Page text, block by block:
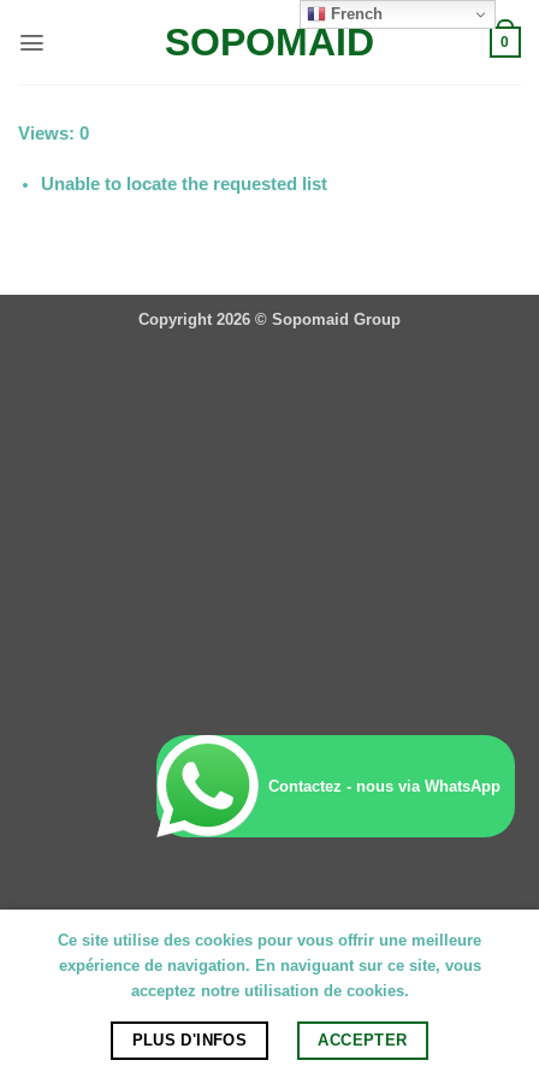
SOPOMAID 0
Views: 0
Unable to locate the requested list
Copyright 2026 © Sopomaid Group
French
Ce site utilise des cookies pour vous offrir une meilleure
expérience de navigation. En naviguant sur ce site, vous
acceptez notre utilisation de cookies.
PLUS D'INFOS ACCEPTER
Contactez - nous via WhatsApp